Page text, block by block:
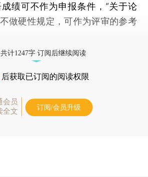
绩可不作为申报条件，“关于论
做硬性规定，可作为评审的参考
计1247字 订阅后继续阅读
后获取已订阅的阅读权限
会员
全文
订阅/会员升级